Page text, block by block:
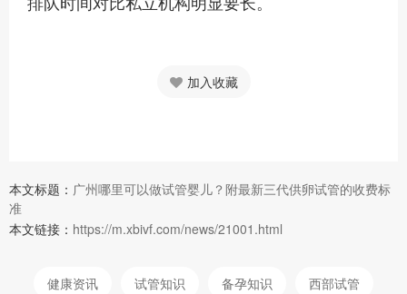
加入收藏
本文标题： 广州哪里可以做试管婴儿？附最新三代供卵试管的收费标
准
本文链接： https://m.xbivf.com/news/21001.html
健康资讯 试管知识 备孕知识 西部试管